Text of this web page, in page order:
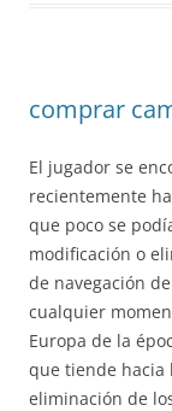
comprar
El jugador se
recientemente
que poco se
modificación o
de navegación
cualquier
Europa de la
que tiende hacia
eliminación de